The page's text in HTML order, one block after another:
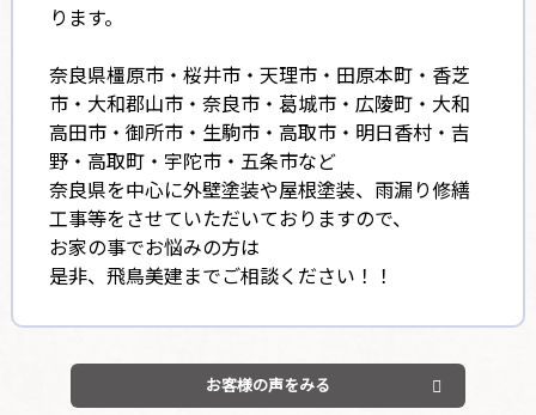
ります。
奈良県橿原市・桜井市・天理市・田原本町・香芝
市・大和郡山市・奈良市・葛城市・広陵町・大和
高田市・御所市・生駒市・高取市・明日香村・吉
野・高取町・宇陀市・五条市など
奈良県を中心に外壁塗装や屋根塗装、雨漏り修繕
工事等をさせていただいておりますので、
お家の事でお悩みの方は
是非、飛鳥美建までご相談ください！！
お客様の声をみる